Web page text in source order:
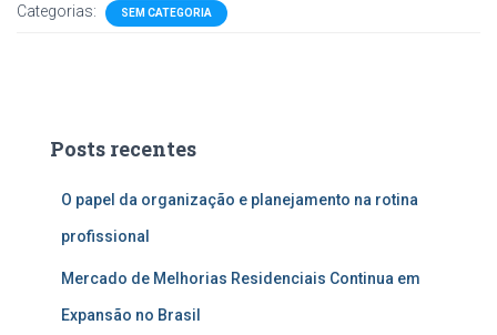
Categorias: SEM CATEGORIA
Posts recentes
O papel da organização e planejamento na rotina
profissional
Mercado de Melhorias Residenciais Continua em
Expansão no Brasil